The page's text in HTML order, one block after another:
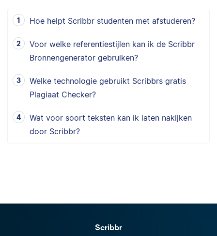
Hoe helpt Scribbr studenten met afstuderen?
Voor welke referentiestijlen kan ik de Scribbr
Bronnengenerator gebruiken?
Welke technologie gebruikt Scribbrs gratis
Plagiaat Checker?
Wat voor soort teksten kan ik laten nakijken
door Scribbr?
Scribbr